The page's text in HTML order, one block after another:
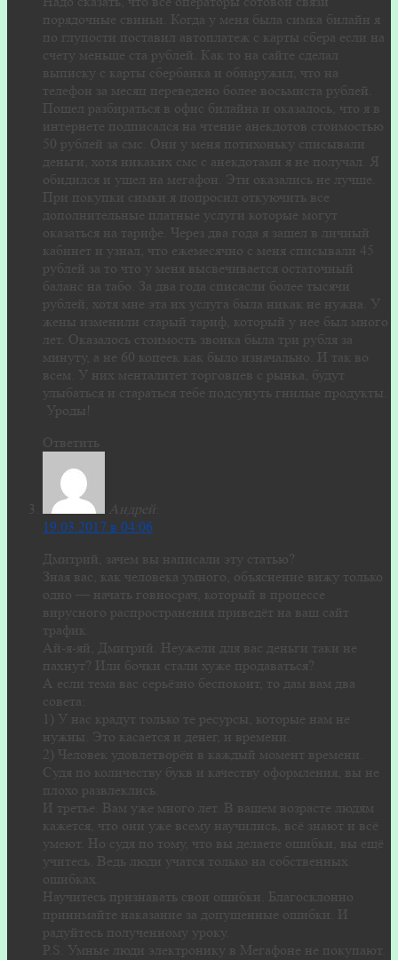
порядочные свиньи. Когда у меня была симка билайн я
по глупости поставил автоплатеж с карты сбера если на
счету меньше ста рублей. Как то на сайте сделал
выписку с карты сбербанка и обнаружил, что на
телефон за месяц переведено более восьмиста рублей.
Пошел разбираться в офис билайна и оказалось, что я в
интернете подписался на чтение анекдотов стоимостью
50 рублей за смс. Они у меня потихоньку списывали
деньги, хотя никаких смс с анекдотами я не получал. Я
обидился и ушел на мегафон. Эти оказались не лучше.
При покупки симки я попросил откуючить все
дополнительные платные услуги которые могут
оказаться на тарифе. Через два года я зашел в личный
кабинет и узнал, что ежемесячно с меня списывали 45
рублей за то что у меня высвечивается остаточный
баланс на табо. За два года списасли более тысячи
рублей, хотя мне эта их услуга была никак не нужна. У
жены изменили старый тариф, который у нее был много
лет. Оказалось стоимость звонка была три рубля за
минуту, а не 60 копеек как было изначально. И так во
всем. У них менталитет торговцев с рынка, будут
улыбаться и стараться тебе подсунуть гнилые продукты.
Уроды!
Ответить
Андрей
19.03.2017 в 04:06
Дмитрий, зачем вы написали эту статью?
Зная вас, как человека умного, объяснение вижу только
одно — начать говносрач, который в процессе
вирусного распространения приведёт на ваш сайт
трафик.
Ай-я-яй, Дмитрий. Неужели для вас деньги таки не
пахнут? Или бочки стали хуже продаваться?
А если тема вас серьёзно беспокоит, то дам вам два
совета:
1) У нас крадут только те ресурсы, которые нам не
нужны. Это касается и денег, и времени.
2) Человек удовлетворён в каждый момент времени.
Судя по количеству букв и качеству оформления, вы не
плохо развлеклись.
И третье. Вам уже много лет. В вашем возрасте людям
кажется, что они уже всему научились, всё знают и всё
умеют. Но судя по тому, что вы делаете ошибки, вы ещё
учитесь. Ведь люди учатся только на собственных
ошибках.
Научитесь признавать свои ошибки. Благосклонно
принимайте наказание за допущенные ошибки. И
радуйтесь полученному уроку.
P.S. Умные люди электронику в Мегафоне не покупают.